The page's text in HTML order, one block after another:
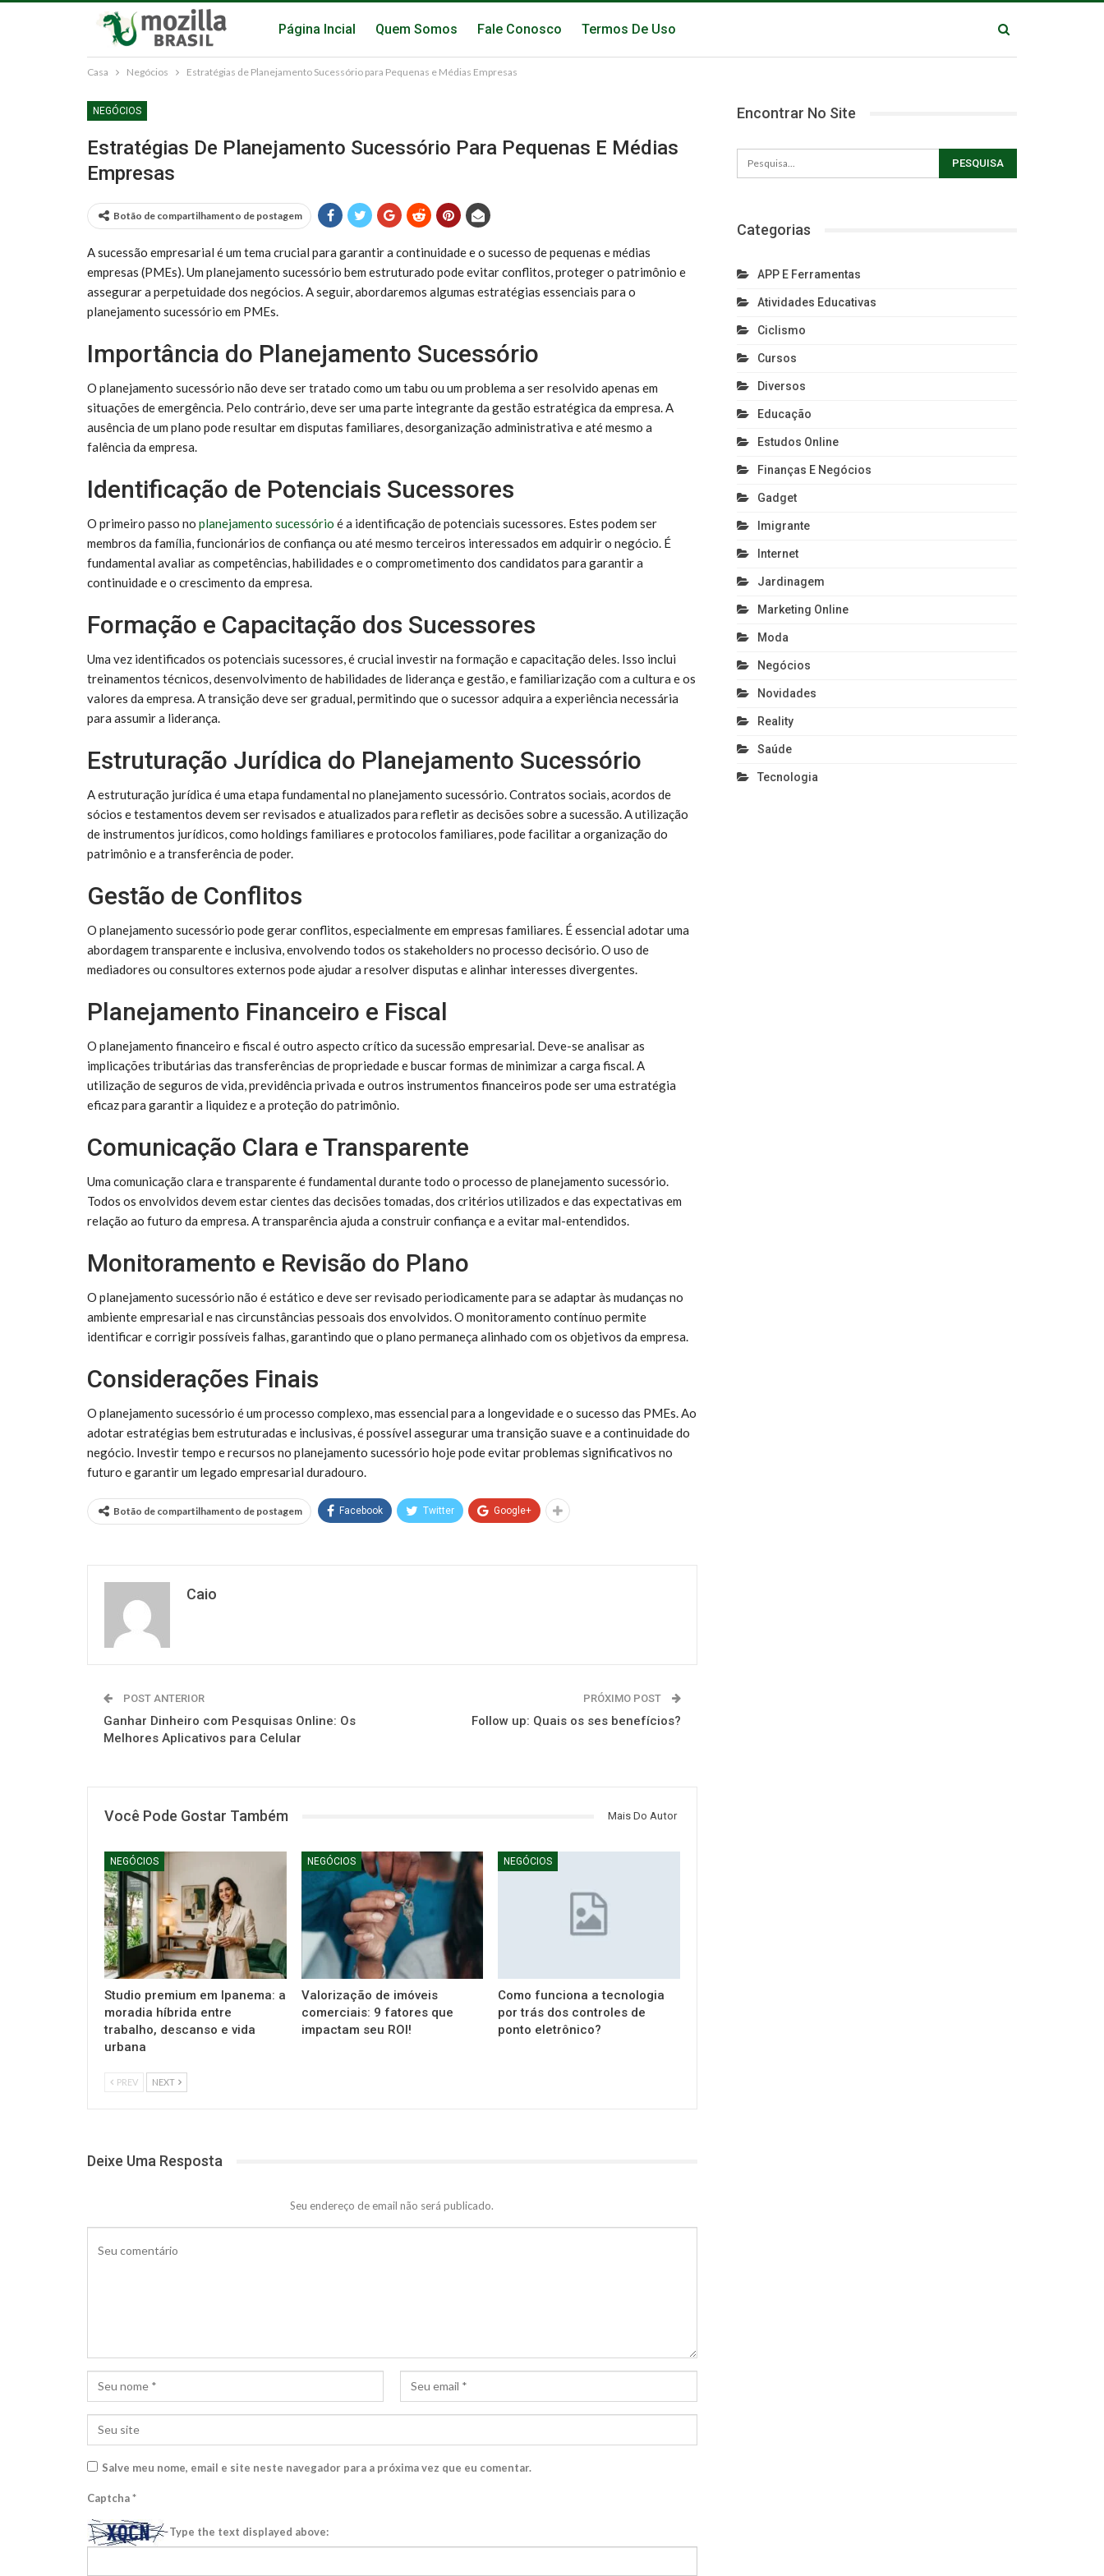
Página Incial Quem Somos Fale Conosco Termos De Uso
Casa Negócios Estratégias de Planejamento Sucessório para Pequenas e Médias Empresas
NEGÓCIOS
Estratégias De Planejamento Sucessório Para Pequenas E Médias
Empresas
Botão de compartilhamento de postagem
A sucessão empresarial é um tema crucial para garantir a continuidade e o sucesso de pequenas e médias
empresas (PMEs). Um planejamento sucessório bem estruturado pode evitar conflitos, proteger o patrimônio e
assegurar a perpetuidade dos negócios. A seguir, abordaremos algumas estratégias essenciais para o
planejamento sucessório em PMEs.
Importância do Planejamento Sucessório
O planejamento sucessório não deve ser tratado como um tabu ou um problema a ser resolvido apenas em
situações de emergência. Pelo contrário, deve ser uma parte integrante da gestão estratégica da empresa. A
ausência de um plano pode resultar em disputas familiares, desorganização administrativa e até mesmo a
falência da empresa.
Identificação de Potenciais Sucessores
O primeiro passo no planejamento sucessório é a identificação de potenciais sucessores. Estes podem ser
membros da família, funcionários de confiança ou até mesmo terceiros interessados em adquirir o negócio. É
fundamental avaliar as competências, habilidades e o comprometimento dos candidatos para garantir a
continuidade e o crescimento da empresa.
Formação e Capacitação dos Sucessores
Uma vez identificados os potenciais sucessores, é crucial investir na formação e capacitação deles. Isso inclui
treinamentos técnicos, desenvolvimento de habilidades de liderança e gestão, e familiarização com a cultura e os
valores da empresa. A transição deve ser gradual, permitindo que o sucessor adquira a experiência necessária
para assumir a liderança.
Estruturação Jurídica do Planejamento Sucessório
A estruturação jurídica é uma etapa fundamental no planejamento sucessório. Contratos sociais, acordos de
sócios e testamentos devem ser revisados e atualizados para refletir as decisões sobre a sucessão. A utilização
de instrumentos jurídicos, como holdings familiares e protocolos familiares, pode facilitar a organização do
patrimônio e a transferência de poder.
Gestão de Conflitos
O planejamento sucessório pode gerar conflitos, especialmente em empresas familiares. É essencial adotar uma
abordagem transparente e inclusiva, envolvendo todos os stakeholders no processo decisório. O uso de
mediadores ou consultores externos pode ajudar a resolver disputas e alinhar interesses divergentes.
Planejamento Financeiro e Fiscal
O planejamento financeiro e fiscal é outro aspecto crítico da sucessão empresarial. Deve-se analisar as
implicações tributárias das transferências de propriedade e buscar formas de minimizar a carga fiscal. A
utilização de seguros de vida, previdência privada e outros instrumentos financeiros pode ser uma estratégia
eficaz para garantir a liquidez e a proteção do patrimônio.
Comunicação Clara e Transparente
Uma comunicação clara e transparente é fundamental durante todo o processo de planejamento sucessório.
Todos os envolvidos devem estar cientes das decisões tomadas, dos critérios utilizados e das expectativas em
relação ao futuro da empresa. A transparência ajuda a construir confiança e a evitar mal-entendidos.
Monitoramento e Revisão do Plano
O planejamento sucessório não é estático e deve ser revisado periodicamente para se adaptar às mudanças no
ambiente empresarial e nas circunstâncias pessoais dos envolvidos. O monitoramento contínuo permite
identificar e corrigir possíveis falhas, garantindo que o plano permaneça alinhado com os objetivos da empresa.
Considerações Finais
O planejamento sucessório é um processo complexo, mas essencial para a longevidade e o sucesso das PMEs. Ao
adotar estratégias bem estruturadas e inclusivas, é possível assegurar uma transição suave e a continuidade do
negócio. Investir tempo e recursos no planejamento sucessório hoje pode evitar problemas significativos no
futuro e garantir um legado empresarial duradouro.
Botão de compartilhamento de postagem Facebook Twitter Google+
Caio
POST ANTERIOR
Ganhar Dinheiro com Pesquisas Online: Os
Melhores Aplicativos para Celular
PRÓXIMO POST
Follow up: Quais os ses benefícios?
Você Pode Gostar Também Mais Do Autor
NEGÓCIOS
Studio premium em Ipanema: a
moradia híbrida entre
trabalho, descanso e vida
urbana
NEGÓCIOS
Valorização de imóveis
comerciais: 9 fatores que
impactam seu ROI!
NEGÓCIOS
Como funciona a tecnologia
por trás dos controles de
ponto eletrônico?
PREV NEXT
Deixe Uma Resposta
Seu endereço de email não será publicado.
Salve meu nome, email e site neste navegador para a próxima vez que eu comentar.
Captcha*
Type the text displayed above:
Encontrar No Site
Categorias
APP E Ferramentas
Atividades Educativas
Ciclismo
Cursos
Diversos
Educação
Estudos Online
Finanças E Negócios
Gadget
Imigrante
Internet
Jardinagem
Marketing Online
Moda
Negócios
Novidades
Reality
Saúde
Tecnologia